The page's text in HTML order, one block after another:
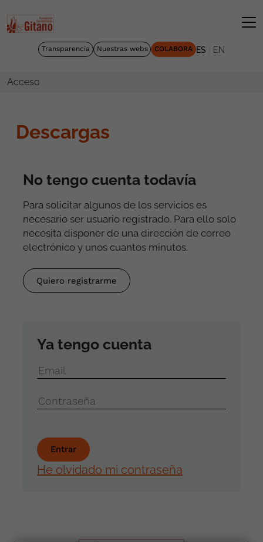
Transparencia Nuestras webs COLABORA ES EN
Acceso
Descargas
No tengo cuenta todavía
Para solicitar algunos de los servicios es
necesario ser usuario registrado. Para ello solo
necesita disponer de una dirección de correo
electrónico y unos cuantos minutos.
Quiero registrarme
Ya tengo cuenta
Email
Contraseña
He olvidado mi contraseña